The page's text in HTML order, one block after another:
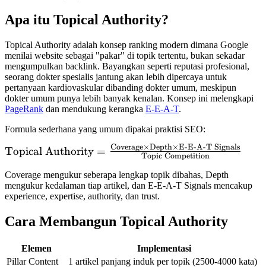
Apa itu Topical Authority?
Topical Authority adalah konsep ranking modern dimana Google
menilai website sebagai "pakar" di topik tertentu, bukan sekadar
mengumpulkan backlink. Bayangkan seperti reputasi profesional,
seorang dokter spesialis jantung akan lebih dipercaya untuk
pertanyaan kardiovaskular dibanding dokter umum, meskipun
dokter umum punya lebih banyak kenalan. Konsep ini melengkapi
PageRank dan mendukung kerangka E-E-A-T.
Formula sederhana yang umum dipakai praktisi SEO:
\text{Topical
\frac{\text{Coverage}
\times \text{Depth}
\times \text{E-E-A-T
Signals}}{\text{Topic
Topical Authority = Topic Competition
Coverage×Depth×E-E-A-T Signals
Coverage mengukur seberapa lengkap topik dibahas, Depth
mengukur kedalaman tiap artikel, dan E-E-A-T Signals mencakup
experience, expertise, authority, dan trust.
Cara Membangun Topical Authority
Elemen
Implementasi
Pillar Content
1 artikel panjang induk per topik (2500-4000 kata)